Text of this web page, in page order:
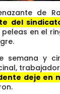
de
del
en el
semana y
deje en